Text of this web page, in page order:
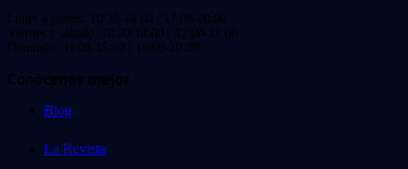
Lunes a jueves: 10:30-14:00 / 17:00-20:00
Viernes y sábado: 10:30-14:00 / 17:00-21:00
Domingo: 11:00-15:00 / 16:00-20:00
Conócenos mejor
Blog
La Revista